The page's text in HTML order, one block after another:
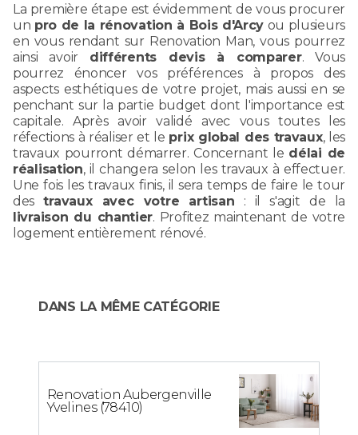
La première étape est évidemment de vous procurer
un pro de la rénovation à Bois d'Arcy ou plusieurs
en vous rendant sur Renovation Man, vous pourrez
ainsi avoir différents devis à comparer. Vous
pourrez énoncer vos préférences à propos des
aspects esthétiques de votre projet, mais aussi en se
penchant sur la partie budget dont l'importance est
capitale. Après avoir validé avec vous toutes les
réfections à réaliser et le prix global des travaux, les
travaux pourront démarrer. Concernant le délai de
réalisation, il changera selon les travaux à effectuer.
Une fois les travaux finis, il sera temps de faire le tour
destravaux avec votre artisan : il s'agit de la
livraison du chantier. Profitez maintenant de votre
logement entièrement rénové.
DANS LA MÊME CATÉGORIE
Renovation Aubergenville
Yvelines (78410)